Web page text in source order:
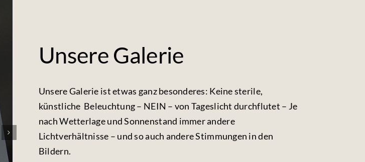
Unsere Galerie
Unsere Galerie ist etwas ganz besonderes: Keine sterile,
künstliche Beleuchtung – NEIN – von Tageslicht durchflutet – Je
nach Wetterlage und Sonnenstand immer andere
Lichtverhältnisse – und so auch andere Stimmungen in den
Bildern.